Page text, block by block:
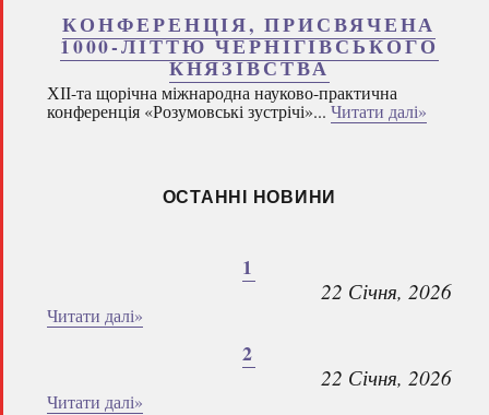
КОНФЕРЕНЦІЯ, ПРИСВЯЧЕНА
1000-ЛІТТЮ ЧЕРНІГІВСЬКОГО
КНЯЗІВСТВА
ХІІ-та щорічна міжнародна науково-практична
конференція «Розумовські зустрічі»... Читати далі»
ОСТАННІ НОВИНИ
1
22 Січня, 2026
Читати далі»
2
22 Січня, 2026
Читати далі»